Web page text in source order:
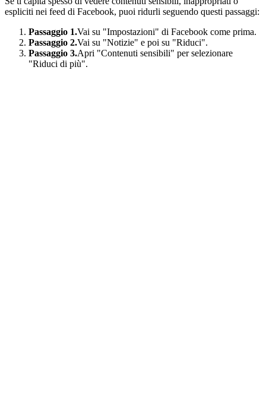
espliciti nei feed di Facebook, puoi ridurli seguendo questi passaggi:
Passaggio 1.Vai su "Impostazioni" di Facebook come prima.
Passaggio 2.Vai su "Notizie" e poi su "Riduci".
Passaggio 3.Apri "Contenuti sensibili" per selezionare
"Riduci di più".